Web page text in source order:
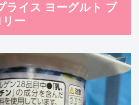
ライス ヨーグルト ブ
ー